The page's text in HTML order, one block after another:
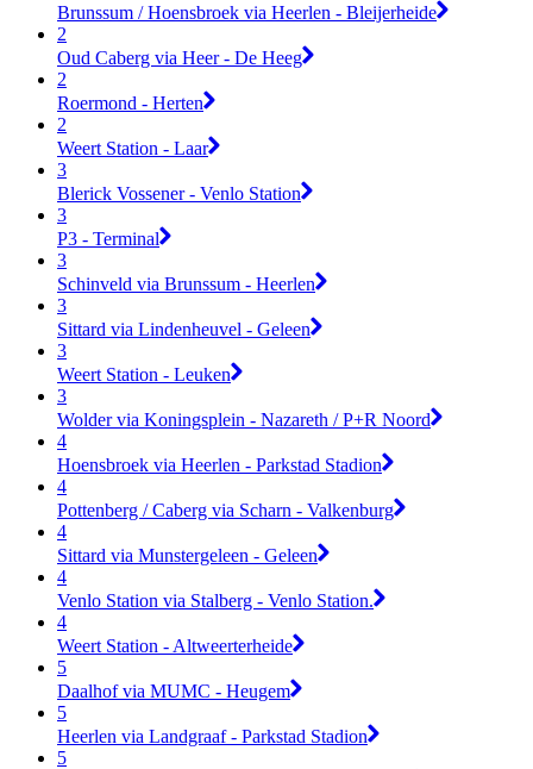
Brunssum / Hoensbroek via Heerlen - Bleijerheide
2
Oud Caberg via Heer - De Heeg
2
Roermond - Herten
2
Weert Station - Laar
3
Blerick Vossener - Venlo Station
3
P3 - Terminal
3
Schinveld via Brunssum - Heerlen
3
Sittard via Lindenheuvel - Geleen
3
Weert Station - Leuken
3
Wolder via Koningsplein - Nazareth / P+R Noord
4
Hoensbroek via Heerlen - Parkstad Stadion
4
Pottenberg / Caberg via Scharn - Valkenburg
4
Sittard via Munstergeleen - Geleen
4
Venlo Station via Stalberg - Venlo Station.
4
Weert Station - Altweerterheide
5
Daalhof via MUMC - Heugem
5
Heerlen via Landgraaf - Parkstad Stadion
5